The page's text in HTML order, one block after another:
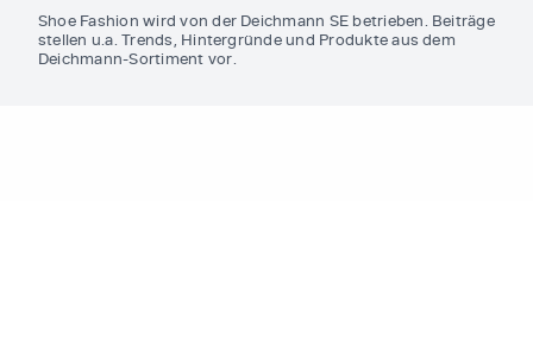
Shoe Fashion wird von der Deichmann SE betrieben. Beiträge
stellen u.a. Trends, Hintergründe und Produkte aus dem
Deichmann-Sortiment vor.